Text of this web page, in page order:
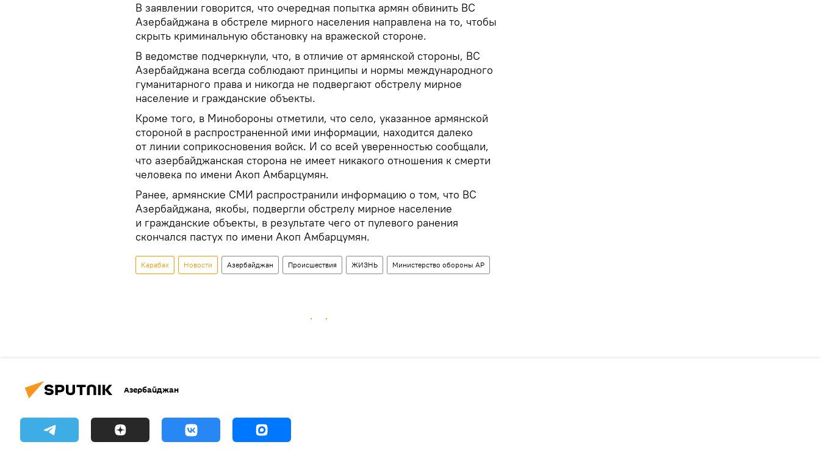
В заявлении говорится, что очередная попытка армян обвинить ВС
Азербайджана в обстреле мирного населения направлена на то, чтобы
скрыть криминальную обстановку на вражеской стороне.
В ведомстве подчеркнули, что, в отличие от армянской стороны, ВС
Азербайджана всегда соблюдают принципы и нормы международного
гуманитарного права и никогда не подвергают обстрелу мирное
население и гражданские объекты.
Кроме того, в Минобороны отметили, что село, указанное армянской
стороной в распространенной ими информации, находится далеко
от линии соприкосновения войск. И со всей уверенностью сообщали,
что азербайджанская сторона не имеет никакого отношения к смерти
человека по имени Акоп Амбарцумян.
Ранее, армянские СМИ распространили информацию о том, что ВС
Азербайджана, якобы, подвергли обстрелу мирное население
и гражданские объекты, в результате чего от пулевого ранения
скончался пастух по имени Акоп Амбарцумян.
Карабах Новости Азербайджан Происшествия ЖИЗНЬ Министерство обороны АР
Азербайджан